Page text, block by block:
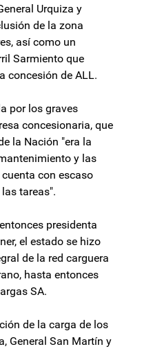
Urquiza y
de la zona
así como un
Sarmiento que
concesión de ALL.
por los graves
concesionaria, que
la Nación "era la
y las
con escaso
tareas".
presidenta
el estado se hizo
de la red carguera
hasta entonces
SA.
de la carga de los
General San Martín y